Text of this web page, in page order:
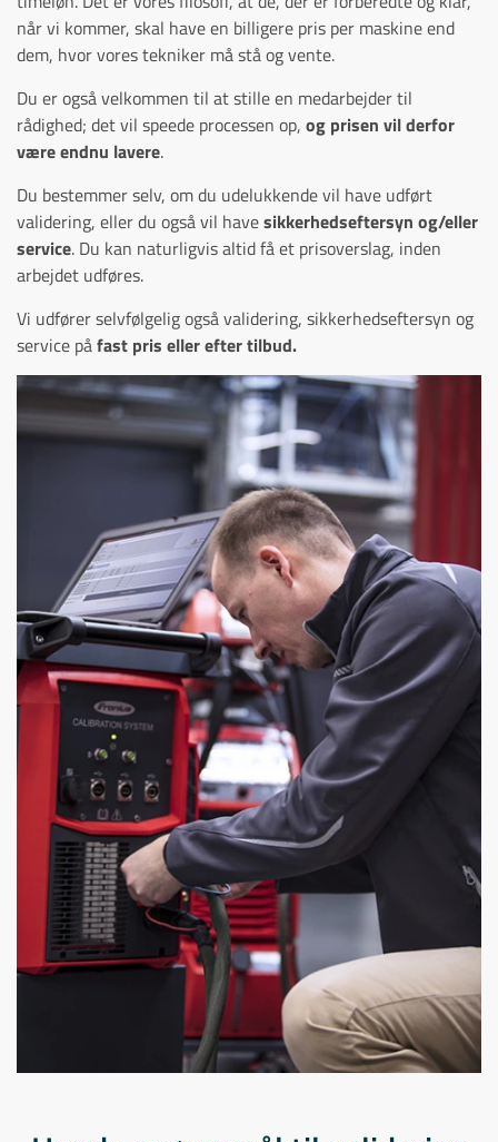
når vi kommer, skal have en billigere pris per maskine end
dem, hvor vores tekniker må stå og vente.
Du er også velkommen til at stille en medarbejder til
rådighed; det vil speede processen op, og prisen vil derfor
være endnu lavere.
Du bestemmer selv, om du udelukkende vil have udført
validering, eller du også vil havesikkerhedseftersyn og/eller
service. Du kan naturligvis altid få et prisoverslag, inden
arbejdet udføres.
Vi udfører selvfølgelig også validering, sikkerhedseftersyn og
service påfast pris eller efter tilbud.